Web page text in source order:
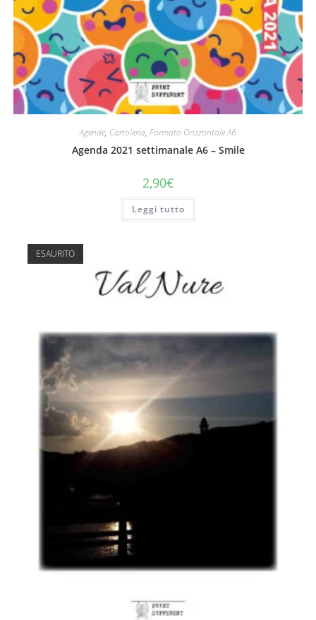
Agende, Cartoleria, Formato Orizzontale A6
Agenda 2021 settimanale A6 – Smile
2,90€
Leggi tutto
ESAURITO